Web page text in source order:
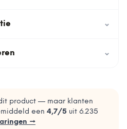
⌄
⌄
product — maar klanten
een 4,7/5 uit 6.235
→